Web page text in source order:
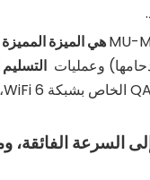
وعمليات
السرعة